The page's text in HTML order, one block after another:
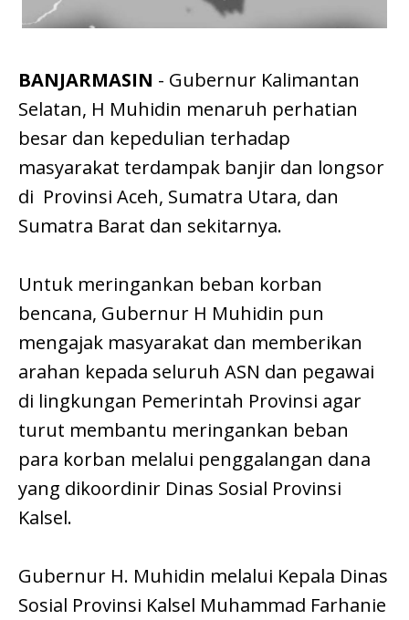
BANJARMASIN - Gubernur Kalimantan
Selatan, H Muhidin menaruh perhatian
besar dan kepedulian terhadap
masyarakat terdampak banjir dan longsor
di Provinsi Aceh, Sumatra Utara, dan
Sumatra Barat dan sekitarnya.
Untuk meringankan beban korban
bencana, Gubernur H Muhidin pun
mengajak masyarakat dan memberikan
arahan kepada seluruh ASN dan pegawai
di lingkungan Pemerintah Provinsi agar
turut membantu meringankan beban
para korban melalui penggalangan dana
yang dikoordinir Dinas Sosial Provinsi
Kalsel.
Gubernur H. Muhidin melalui Kepala Dinas
Sosial Provinsi Kalsel Muhammad Farhanie